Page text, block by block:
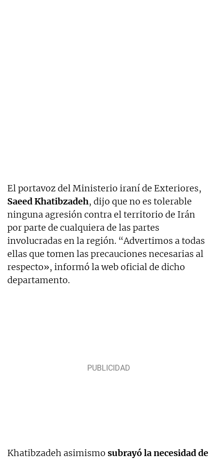
El portavoz del Ministerio iraní de Exteriores,
Saeed Khatibzadeh, dijo que no es tolerable
ninguna agresión contra el territorio de Irán
por parte de cualquiera de las partes
involucradas en la región. “Advertimos a todas
ellas que tomen las precauciones necesarias al
respecto», informó la web oficial de dicho
departamento.
Khatibzadeh asimismo subrayó la necesidad de